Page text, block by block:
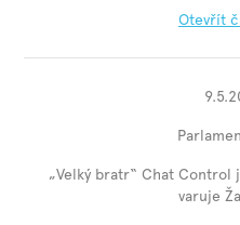
Otevřít
„Velký bratr“ Chat Control
varuje